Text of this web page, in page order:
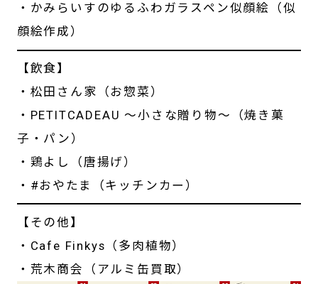
・かみらいすのゆるふわガラスペン似顔絵（似
顔絵作成）
【飲食】
・松田さん家（お惣菜）
・PETITCADEAU 〜小さな贈り物〜（焼き菓
子・パン）
・鶏よし（唐揚げ）
・#おやたま（キッチンカー）
【その他】
・Cafe Finkys（多肉植物）
・荒木商会（アルミ缶買取）